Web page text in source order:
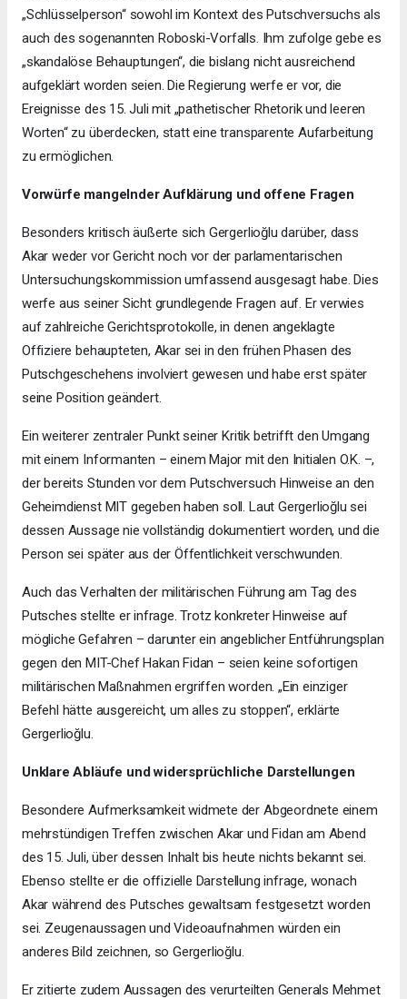
„Schlüsselperson“ sowohl im Kontext des Putschversuchs als
auch des sogenannten Roboski-Vorfalls. Ihm zufolge gebe es
„skandalöse Behauptungen“, die bislang nicht ausreichend
aufgeklärt worden seien. Die Regierung werfe er vor, die
Ereignisse des 15. Juli mit „pathetischer Rhetorik und leeren
Worten“ zu überdecken, statt eine transparente Aufarbeitung
zu ermöglichen.
Vorwürfe mangelnder Aufklärung und offene Fragen
Besonders kritisch äußerte sich Gergerlioğlu darüber, dass
Akar weder vor Gericht noch vor der parlamentarischen
Untersuchungskommission umfassend ausgesagt habe. Dies
werfe aus seiner Sicht grundlegende Fragen auf. Er verwies
auf zahlreiche Gerichtsprotokolle, in denen angeklagte
Offiziere behaupteten, Akar sei in den frühen Phasen des
Putschgeschehens involviert gewesen und habe erst später
seine Position geändert.
Ein weiterer zentraler Punkt seiner Kritik betrifft den Umgang
mit einem Informanten – einem Major mit den Initialen O.K. –,
der bereits Stunden vor dem Putschversuch Hinweise an den
Geheimdienst MIT gegeben haben soll. Laut Gergerlioğlu sei
dessen Aussage nie vollständig dokumentiert worden, und die
Person sei später aus der Öffentlichkeit verschwunden.
Auch das Verhalten der militärischen Führung am Tag des
Putsches stellte er infrage. Trotz konkreter Hinweise auf
mögliche Gefahren – darunter ein angeblicher Entführungsplan
gegen den MIT-Chef Hakan Fidan – seien keine sofortigen
militärischen Maßnahmen ergriffen worden. „Ein einziger
Befehl hätte ausgereicht, um alles zu stoppen“, erklärte
Gergerlioğlu.
Unklare Abläufe und widersprüchliche Darstellungen
Besondere Aufmerksamkeit widmete der Abgeordnete einem
mehrstündigen Treffen zwischen Akar und Fidan am Abend
des 15. Juli, über dessen Inhalt bis heute nichts bekannt sei.
Ebenso stellte er die offizielle Darstellung infrage, wonach
Akar während des Putsches gewaltsam festgesetzt worden
sei. Zeugenaussagen und Videoaufnahmen würden ein
anderes Bild zeichnen, so Gergerlioğlu.
Er zitierte zudem Aussagen des verurteilten Generals Mehmet